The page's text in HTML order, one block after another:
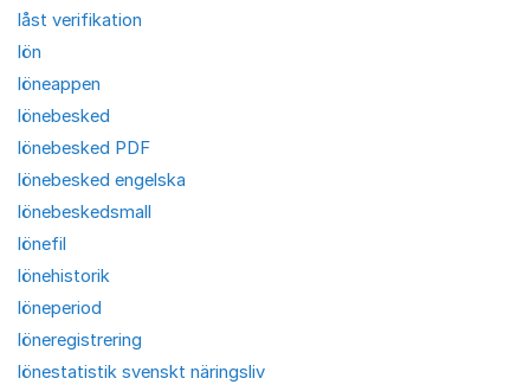
låst verifikation
lön
löneappen
lönebesked
lönebesked PDF
lönebesked engelska
lönebeskedsmall
lönefil
lönehistorik
löneperiod
löneregistrering
lönestatistik svenskt näringsliv